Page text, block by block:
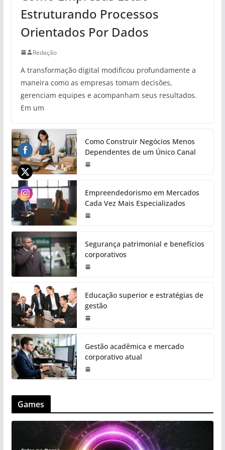
Estruturando Processos
Orientados Por Dados
Redação
A transformação digital modificou profundamente a
maneira como as empresas tomam decisões,
gerenciam equipes e acompanham seus resultados.
Em um
Como Construir Negócios Menos
Dependentes de um Único Canal
Empreendedorismo em Mercados
Cada Vez Mais Especializados
Segurança patrimonial e benefícios
corporativos
Educação superior e estratégias de
gestão
Gestão acadêmica e mercado
corporativo atual
Games